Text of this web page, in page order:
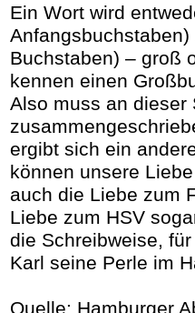
Ein Wort wird
Buchstaben) – groß
kennen einen
Also muss an dieser
ergibt sich ein
können unsere
auch die Liebe zum
Liebe zum HSV
die Schreibweise,
Karl seine Perle im
Quelle: Hamburger